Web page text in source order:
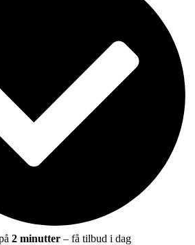
2 minutter – få tilbud i dag